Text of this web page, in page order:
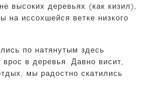
высоких деревьях (как кизил),
на иссохшейся ветке низкого
по натянутым здесь
в деревья. Давно висит,
мы радостно скатились